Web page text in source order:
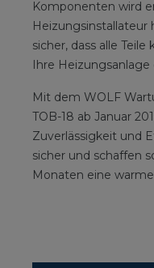
Komponenten wird
Heizungsinstallateur
sicher, dass alle
Ihre
Mit dem WOLF
TOB-18 ab Januar
Zuverlässigkeit und
sicher und schaffen
Monaten eine